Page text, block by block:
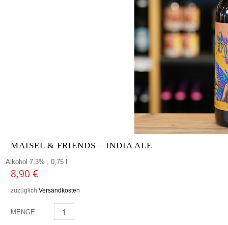
MAISEL & FRIENDS – INDIA ALE
Alkohol 7,3% , 0,75 l
8,90 €
zuzüglich Versandkosten
MENGE: MAISEL & FRIENDS - INDIA ALE MENGE